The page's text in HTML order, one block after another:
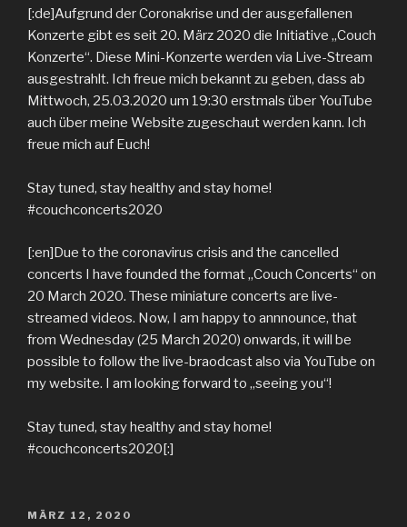
[:de]Aufgrund der Coronakrise und der ausgefallenen
Konzerte gibt es seit 20. März 2020 die Initiative „Couch
Konzerte“. Diese Mini-Konzerte werden via Live-Stream
ausgestrahlt. Ich freue mich bekannt zu geben, dass ab
Mittwoch, 25.03.2020 um 19:30 erstmals über YouTube
auch über meine Website zugeschaut werden kann. Ich
freue mich auf Euch!
Stay tuned, stay healthy and stay home!
#couchconcerts2020
[:en]Due to the coronavirus crisis and the cancelled
concerts I have founded the format „Couch Concerts“ on
20 March 2020. These miniature concerts are live-
streamed videos. Now, I am happy to annnounce, that
from Wednesday (25 March 2020) onwards, it will be
possible to follow the live-braodcast also via YouTube on
my website. I am looking forward to „seeing you“!
Stay tuned, stay healthy and stay home!
#couchconcerts2020[:]
MÄRZ 12, 2020